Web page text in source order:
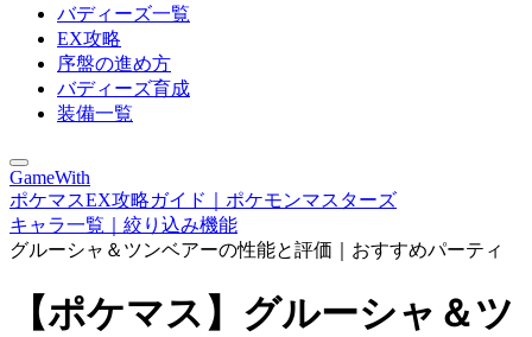
バディーズ一覧
EX攻略
序盤の進め方
バディーズ育成
装備一覧
GameWith
ポケマスEX攻略ガイド｜ポケモンマスターズ
キャラ一覧｜絞り込み機能
グルーシャ＆ツンベアーの性能と評価｜おすすめパーティ
【ポケマス】グルーシャ＆ツ